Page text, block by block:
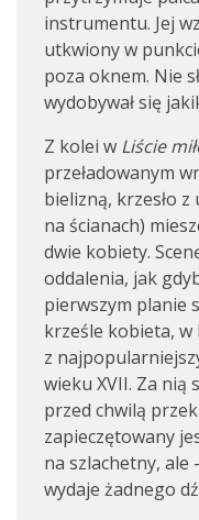
instrumentu. Jej
utkwiony w
poza oknem. Nie
wydobywał się
Z kolei w Liście
przeładowanym
bielizną, krzesło
na ścianach)
dwie kobiety.
oddalenia, jak
pierwszym planie
krześle kobieta, w
z
wieku XVII. Za nią
przed chwilą
zapieczętowany
na szlachetny,
wydaje żadnego